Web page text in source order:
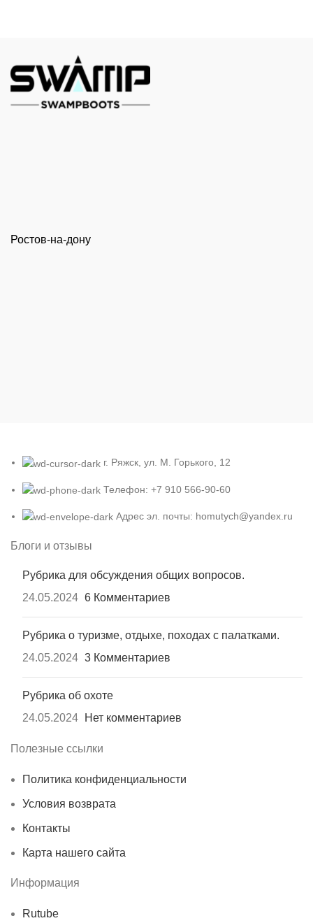
Ростов-на-дону
г. Ряжск, ул. М. Горького, 12
Телефон: +7 910 566-90-60
Адрес эл. почты: homutych@yandex.ru
Блоги и отзывы
Рубрика для обсуждения общих вопросов.
24.05.2024 6 Комментариев
Рубрика о туризме, отдыхе, походах с палатками.
24.05.2024 3 Комментариев
Рубрика об охоте
24.05.2024
Нет комментариев
Полезные ссылки
Политика конфиденциальности
Условия возврата
Контакты
Карта нашего сайта
Информация
Rutube